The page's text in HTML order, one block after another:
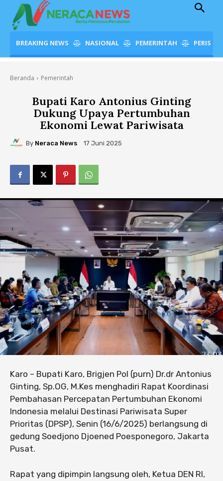
BREAKING NEWS NASIONAL PEMERINTAH
Beranda Pemerintah
Bupati Karo Antonius Ginting
Dukung Upaya Pertumbuhan
Ekonomi Lewat Pariwisata
By Neraca News 17 Juni 2025
Karo – Bupati Karo, Brigjen Pol (purn) Dr.dr Antonius
Ginting, Sp.OG, M.Kes menghadiri Rapat Koordinasi
Pembahasan Percepatan Pertumbuhan Ekonomi
Indonesia melalui Destinasi Pariwisata Super
Prioritas (DPSP), Senin (16/6/2025) berlangsung di
gedung Soedjono Djoened Poesponegoro, Jakarta
Pusat.
Rapat yang dipimpin langsung oleh, Ketua DEN RI,